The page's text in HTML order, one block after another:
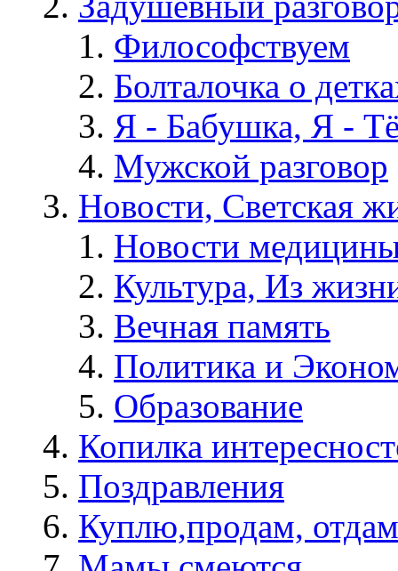
Философствуем
Болталочка о
Я - Бабушка, Я -
Мужской разговор
Новости, Светская
Новости
Культура, Из
Вечная память
Политика и
Образование
Копилка
Поздравления
Куплю,продам,